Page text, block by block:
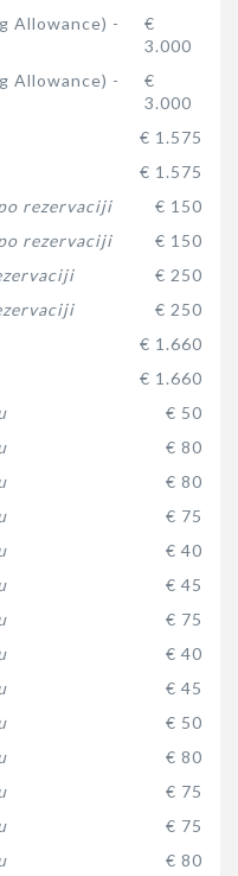
Allowance) -
€
3.000
Allowance) -
€
3.000
€ 1.575
€ 1.575
rezervaciji
€ 150
rezervaciji
€ 150
€ 250
€ 250
€ 1.660
€ 1.660
€ 50
€ 80
€ 80
€ 75
€ 40
€ 45
€ 75
€ 40
€ 45
€ 50
€ 80
€ 75
€ 75
€ 80